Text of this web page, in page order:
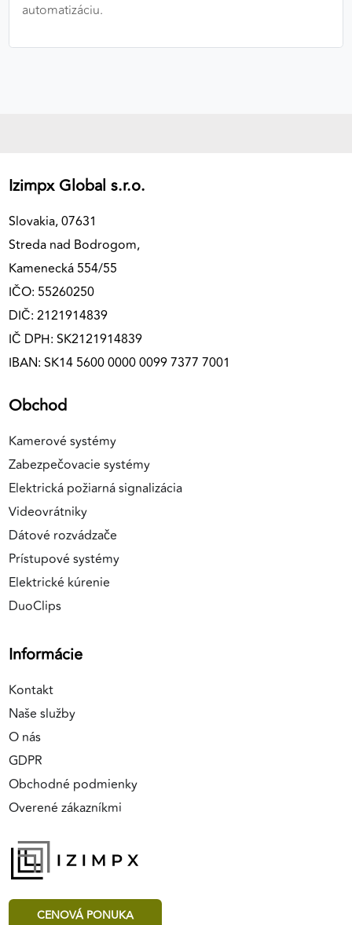
automatizáciu.
Izimpx Global s.r.o.
Slovakia, 07631
Streda nad Bodrogom,
Kamenecká 554/55
IČO: 55260250
DIČ: 2121914839
IČ DPH: SK2121914839
IBAN: SK14 5600 0000 0099 7377 7001
Obchod
Kamerové systémy
Zabezpečovacie systémy
Elektrická požiarná signalizácia
Videovrátniky
Dátové rozvádzače
Prístupové systémy
Elektrické kúrenie
DuoClips
Informácie
Kontakt
Naše služby
O nás
GDPR
Obchodné podmienky
Overené zákazníkmi
CENOVÁ PONUKA